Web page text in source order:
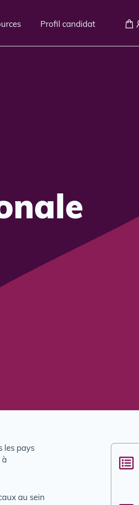
Profil candidat
les pays
à
au sein